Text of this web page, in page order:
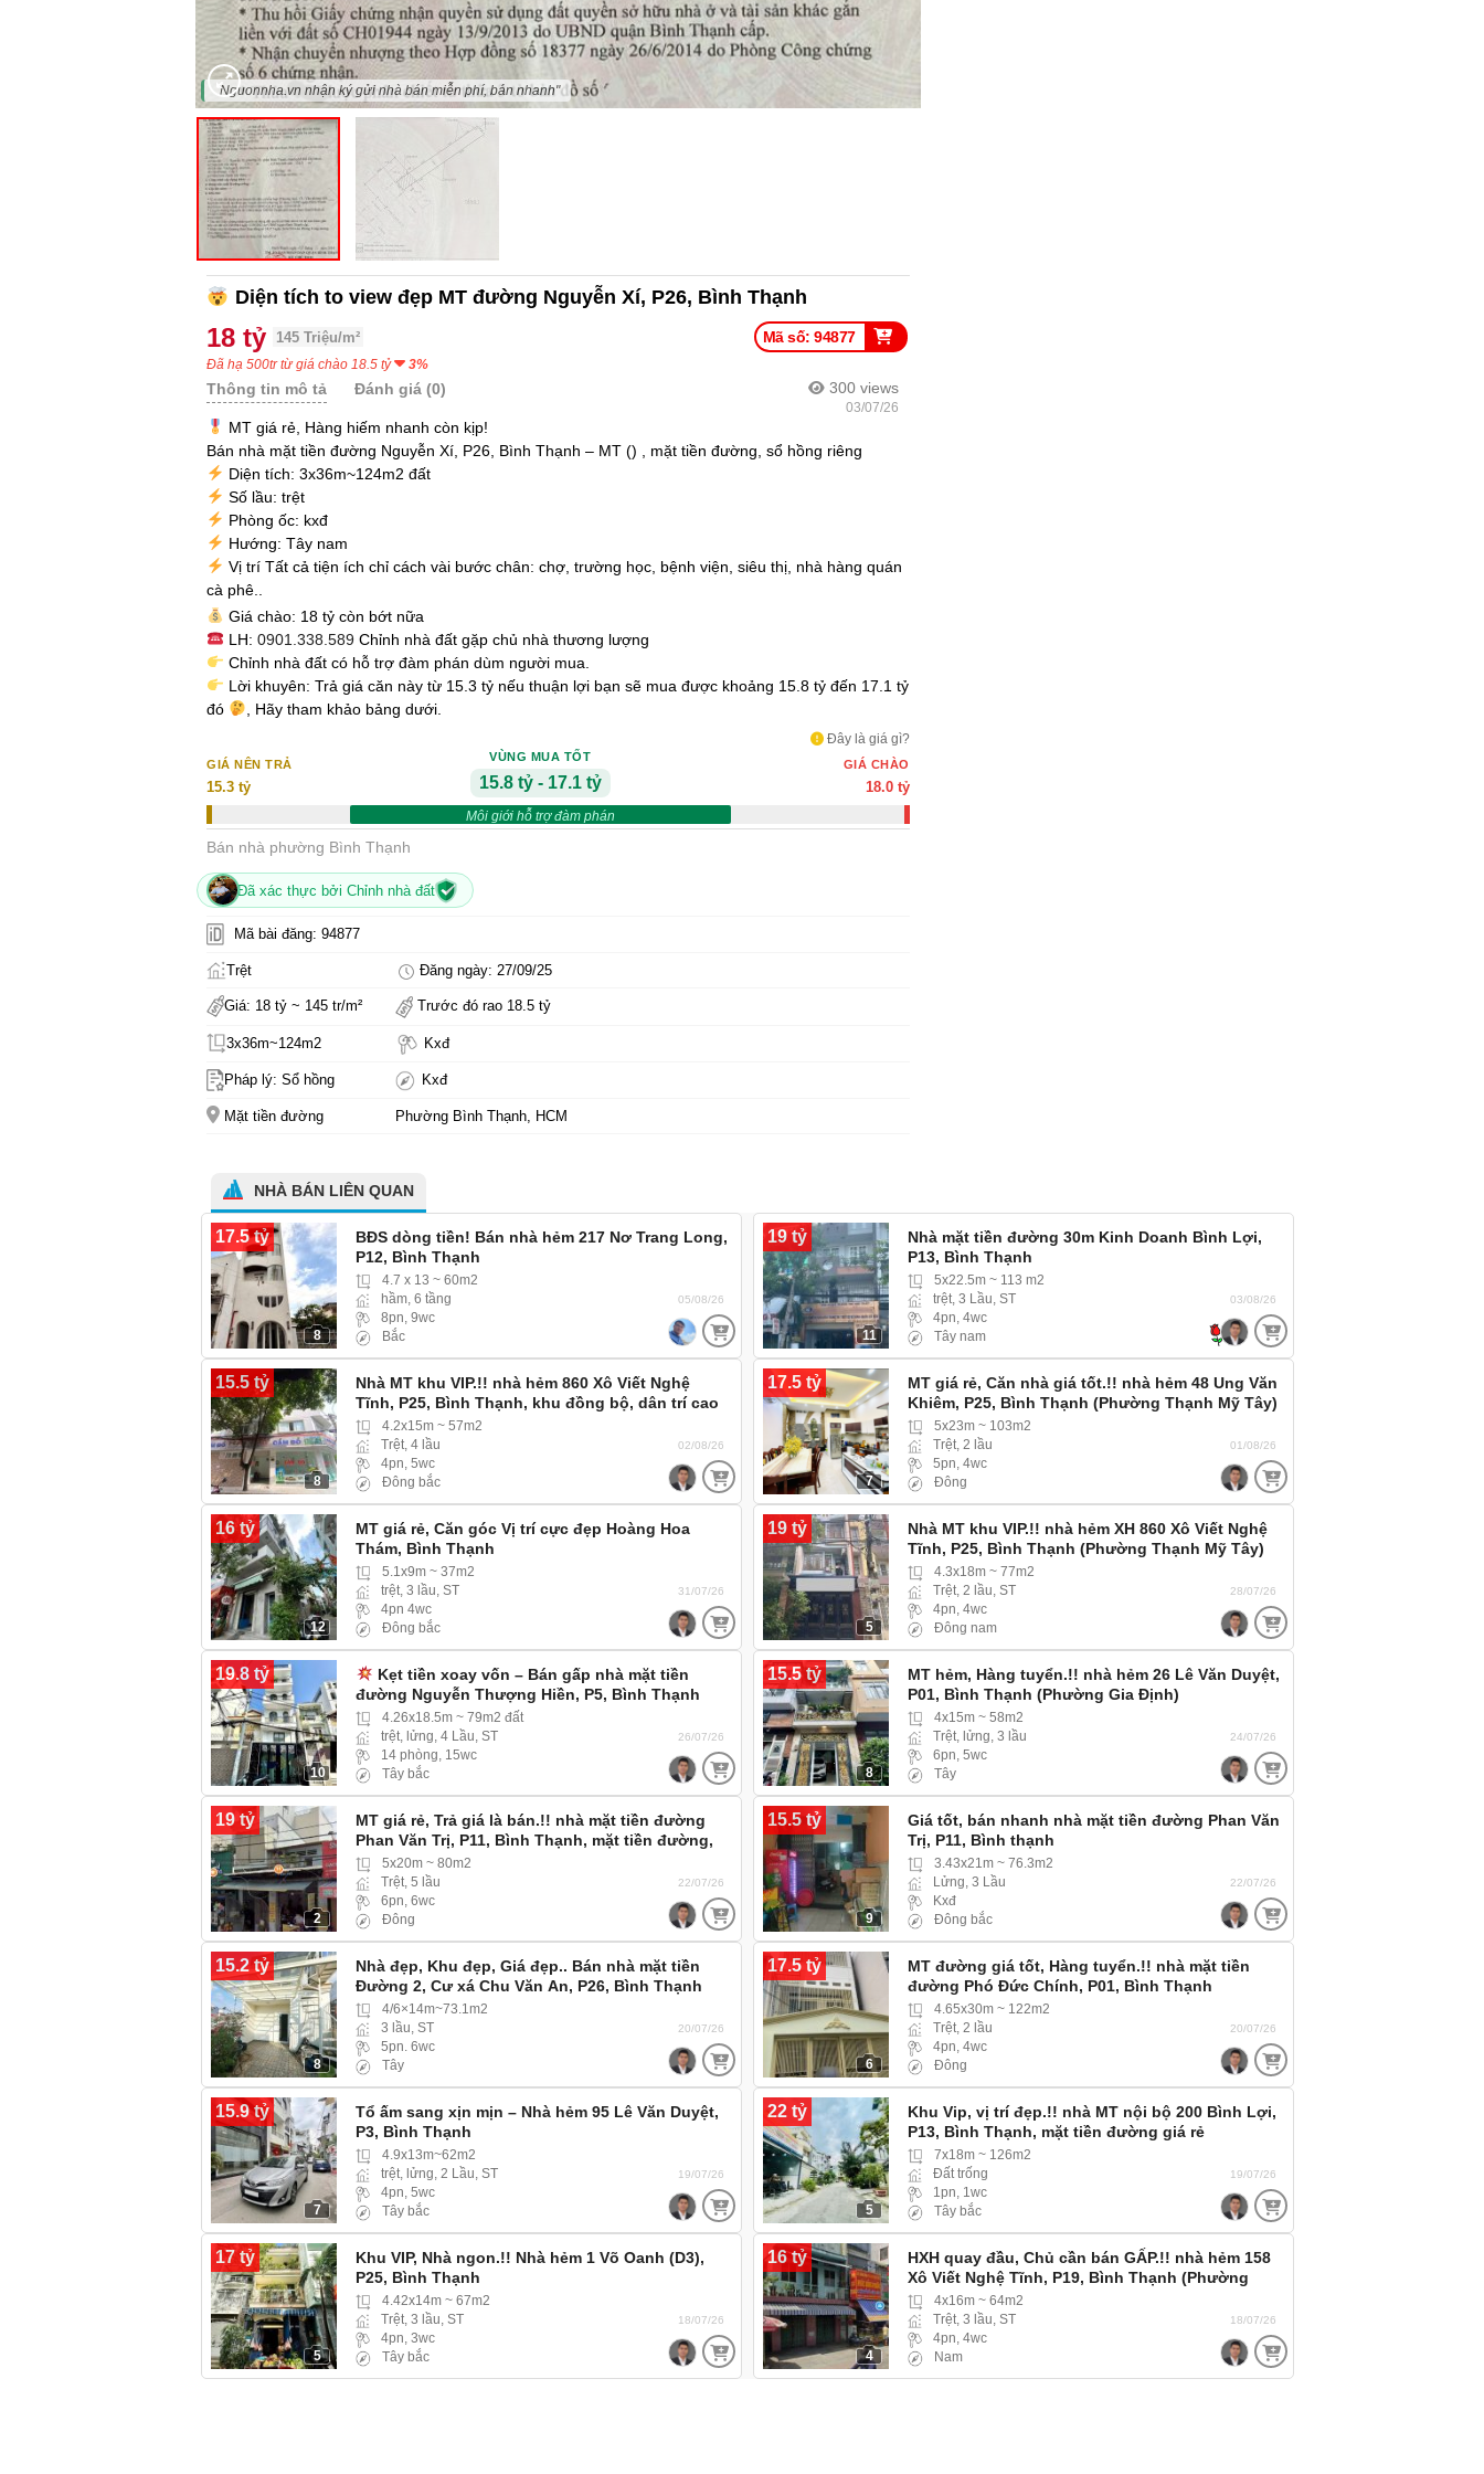
"Nguonnha.vn nhận ký gửi nhà bán miễn phí, bán nhanh"
Diện tích to view đẹp MT đường Nguyễn Xí, P26, Bình Thạnh
Mã số: 94877
18 tỷ 145 Triệu/m²
Đã hạ 500tr từ giá chào 18.5 tỷ 3%
300 views
03/07/26
Thông tin mô tả Đánh giá (0)
MT giá rẻ, Hàng hiếm nhanh còn kịp!
Bán nhà mặt tiền đường Nguyễn Xí, P26, Bình Thạnh – MT () , mặt tiền đường, sổ hồng riêng
Diện tích: 3x36m~124m2 đất
Số lầu: trệt
Phòng ốc: kxđ
Hướng: Tây nam
Vị trí Tất cả tiện ích chỉ cách vài bước chân: chợ, trường học, bệnh viện, siêu thị, nhà hàng quán
cà phê..
Giá chào: 18 tỷ còn bớt nữa
LH: 0901.338.589Chỉnh nhà đất gặp chủ nhà thương lượng
Chỉnh nhà đất có hỗ trợ đàm phán dùm người mua.
Lời khuyên: Trả giá căn này từ 15.3 tỷ nếu thuận lợi bạn sẽ mua được khoảng 15.8 tỷ đến 17.1 tỷ
đó
, Hãy tham khảo bảng dưới.
Đây là giá gì?
GIÁ NÊN TRẢ
15.3 tỷ
VÙNG MUA TỐT
15.8 tỷ - 17.1 tỷ
Môi giới hỗ trợ đàm phán
GIÁ CHÀO
18.0 tỷ
Bán nhà phường Bình Thạnh
Đã xác thực bởi Chỉnh nhà đất
Mã bài đăng: 94877
Trệt Đăng ngày: 27/09/25
Giá: 18 tỷ ~ 145 tr/m² Trước đó rao 18.5 tỷ
3x36m~124m2 Kxđ
Pháp lý: Sổ hồng Kxđ
Mặt tiền đường Phường Bình Thạnh, HCM
NHÀ BÁN LIÊN QUAN
17.5 tỷ
8
BĐS dòng tiền! Bán nhà hẻm 217 Nơ Trang Long,
P12, Bình Thạnh
4.7 x 13 ~ 60m2
hầm, 6 tầng
8pn, 9wc
Bắc
05/08/26
19 tỷ
11
Nhà mặt tiền đường 30m Kinh Doanh Bình Lợi,
P13, Bình Thạnh
5x22.5m ~ 113 m2
trệt, 3 Lầu, ST
4pn, 4wc
Tây nam
03/08/26
15.5 tỷ
8
Nhà MT khu VIP.!! nhà hẻm 860 Xô Viết Nghệ
Tĩnh, P25, Bình Thạnh, khu đồng bộ, dân trí cao
4.2x15m ~ 57m2
Trệt, 4 lầu
4pn, 5wc
Đông bắc
02/08/26
17.5 tỷ
7
MT giá rẻ, Căn nhà giá tốt.!! nhà hẻm 48 Ung Văn
Khiêm, P25, Bình Thạnh (Phường Thạnh Mỹ Tây)
mặt tiền đường
5x23m ~ 103m2
Trệt, 2 lầu
5pn, 4wc
Đông
01/08/26
16 tỷ
12
MT giá rẻ, Căn góc Vị trí cực đẹp Hoàng Hoa
Thám, Bình Thạnh
5.1x9m ~ 37m2
trệt, 3 lầu, ST
4pn 4wc
Đông bắc
31/07/26
19 tỷ
5
Nhà MT khu VIP.!! nhà hẻm XH 860 Xô Viết Nghệ
Tĩnh, P25, Bình Thạnh (Phường Thạnh Mỹ Tây)
khu đồng bộ
4.3x18m ~ 77m2
Trệt, 2 lầu, ST
4pn, 4wc
Đông nam
28/07/26
19.8 tỷ
10
Kẹt tiền xoay vốn – Bán gấp nhà mặt tiền
đường Nguyễn Thượng Hiền, P5, Bình Thạnh
4.26x18.5m ~ 79m2 đất
trệt, lửng, 4 Lầu, ST
14 phòng, 15wc
Tây bắc
26/07/26
15.5 tỷ
8
MT hẻm, Hàng tuyển.!! nhà hẻm 26 Lê Văn Duyệt,
P01, Bình Thạnh (Phường Gia Định)
4x15m ~ 58m2
Trệt, lửng, 3 lầu
6pn, 5wc
Tây
24/07/26
19 tỷ
2
MT giá rẻ, Trả giá là bán.!! nhà mặt tiền đường
Phan Văn Trị, P11, Bình Thạnh, mặt tiền đường,
Cộng đồng cư dân hiện hữu
5x20m ~ 80m2
Trệt, 5 lầu
6pn, 6wc
Đông
22/07/26
15.5 tỷ
9
Giá tốt, bán nhanh nhà mặt tiền đường Phan Văn
Trị, P11, Bình thạnh
3.43x21m ~ 76.3m2
Lửng, 3 Lầu
Kxđ
Đông bắc
22/07/26
15.2 tỷ
8
Nhà đẹp, Khu đẹp, Giá đẹp.. Bán nhà mặt tiền
Đường 2, Cư xá Chu Văn An, P26, Bình Thạnh
4/6×14m~73.1m2
3 lầu, ST
5pn. 6wc
Tây
20/07/26
17.5 tỷ
6
MT đường giá tốt, Hàng tuyển.!! nhà mặt tiền
đường Phó Đức Chính, P01, Bình Thạnh
(Phường Gia Định) mặt tiền đường giá rẻ
4.65x30m ~ 122m2
Trệt, 2 lầu
4pn, 4wc
Đông
20/07/26
15.9 tỷ
7
Tổ ấm sang xịn mịn – Nhà hẻm 95 Lê Văn Duyệt,
P3, Bình Thạnh
4.9x13m~62m2
trệt, lửng, 2 Lầu, ST
4pn, 5wc
Tây bắc
19/07/26
22 tỷ
5
Khu Vip, vị trí đẹp.!! nhà MT nội bộ 200 Bình Lợi,
P13, Bình Thạnh, mặt tiền đường giá rẻ
7x18m ~ 126m2
Đất trống
1pn, 1wc
Tây bắc
19/07/26
17 tỷ
5
Khu VIP, Nhà ngon.!! Nhà hẻm 1 Võ Oanh (D3),
P25, Bình Thạnh
4.42x14m ~ 67m2
Trệt, 3 lầu, ST
4pn, 3wc
Tây bắc
18/07/26
16 tỷ
4
HXH quay đầu, Chủ cần bán GẤP.!! nhà hẻm 158
Xô Viết Nghệ Tĩnh, P19, Bình Thạnh (Phường
Thạnh Mỹ Tây) , hẻm Xe hơi, Xe tải ra vào thoải
mái
4x16m ~ 64m2
Trệt, 3 lầu, ST
4pn, 4wc
Nam
18/07/26